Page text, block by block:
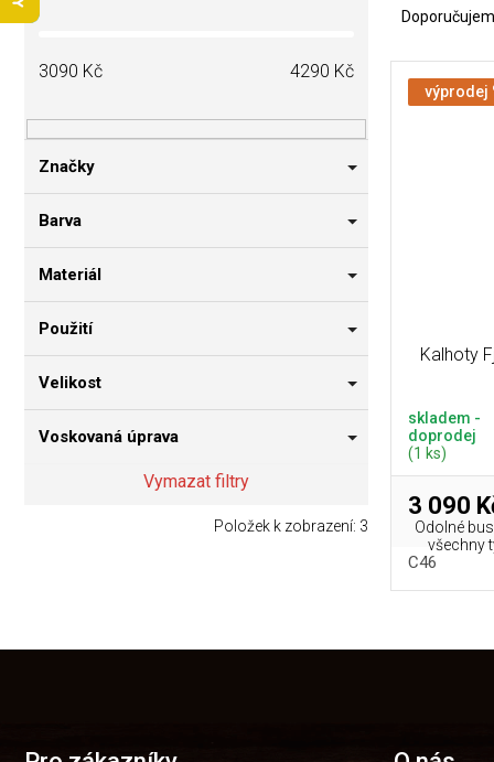
o
a
n
í
a
3090 Kč 4290 Kč
Značky
Barva
Materiál
Použití
Velikost
Voskovaná úprava
Vymazat filtry
Položek k zobrazení: 3
e
výprodej
Kalhoty
skladem -
doprodej
(1 ks)
3 090
Odolné
všechny
C46